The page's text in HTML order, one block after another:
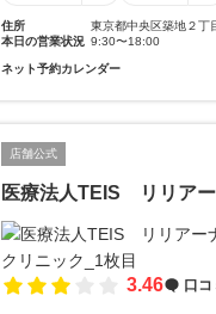
住所
東京都中央区築地２丁
本日の営業状況 9:30〜18:00
ネット予約カレンダー
店舗公式
医療法人TEIS リリア
3.46 口コ